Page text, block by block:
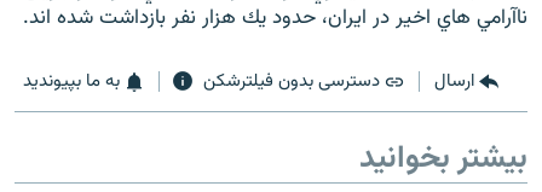
ناآرامي هاي اخير در ايران، حدود يك هزار نفر بازداشت شده اند.
ارسال دسترسی بدون فیلترشکن به ما بپیوندید
بیشتر بخوانید